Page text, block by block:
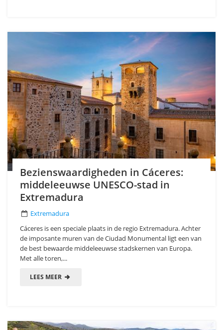
Bezienswaardigheden in Cáceres:
middeleeuwse UNESCO-stad in
Extremadura
Extremadura
Cáceres is een speciale plaats in de regio Extremadura. Achter
de imposante muren van de Ciudad Monumental ligt een van
de best bewaarde middeleeuwse stadskernen van Europa.
Met alle toren,...
LEES MEER